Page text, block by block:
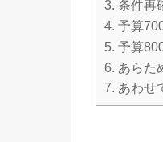
3. 条件再
4. 予算
5. 予算
6. あらた
7. あわせ